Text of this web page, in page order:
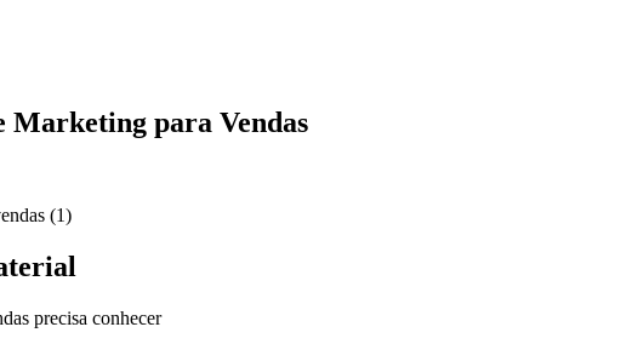
Marketing para Vendas